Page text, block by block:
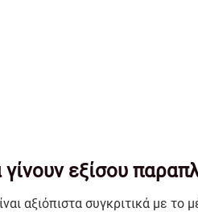
εξίσου
αξιόπιστα συγκριτικά με το